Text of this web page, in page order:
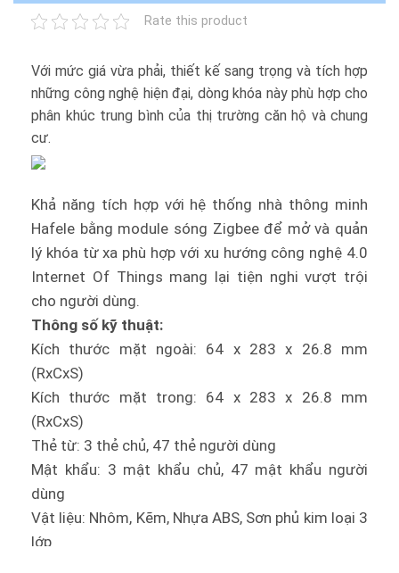
Rate this product
Với mức giá vừa phải, thiết kế sang trọng và tích hợp
những công nghệ hiện đại, dòng khóa này phù hợp cho
phân khúc trung bình của thị trường căn hộ và chung
cư.
Khả năng tích hợp với hệ thống nhà thông minh
Hafele bằng module sóng Zigbee để mở và quản
lý khóa từ xa phù hợp với xu hướng công nghệ 4.0
Internet Of Things mang lại tiện nghi vượt trội
cho người dùng.
Thông số kỹ thuật:
Kích thước mặt ngoài: 64 x 283 x 26.8 mm
(RxCxS)
Kích thước mặt trong: 64 x 283 x 26.8 mm
(RxCxS)
Thẻ từ: 3 thẻ chủ, 47 thẻ người dùng
Mật khẩu: 3 mật khẩu chủ, 47 mật khẩu người
dùng
Vật liệu: Nhôm, Kẽm, Nhựa ABS, Sơn phủ kim loại 3
lớp